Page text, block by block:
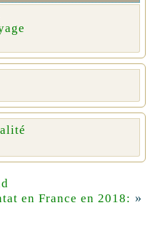
en France en 2018: »